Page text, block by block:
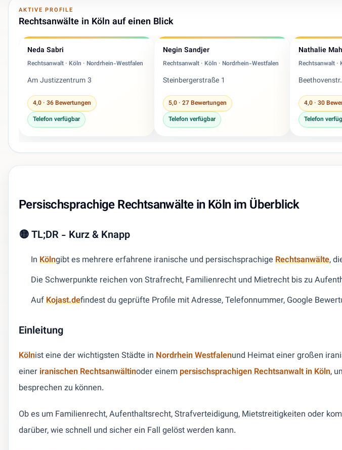
AKTIVE PROFILE
Rechtsanwälte in Köln auf einen Blick
Neda Sabri
Rechtsanwalt · Köln · Nordrhein-Westfalen
Am Justizzentrum 3
4,0 · 36 Bewertungen
Telefon verfügbar
Negin Sandjer
Rechtsanwalt · Köln · Nordrhein-Westfalen
Steinbergerstraße 1
5,0 · 27 Bewertungen
Telefon verfügbar
Nathalie
Rechtsanwalt ·
4,0 · 30
Telefon
Persischsprachige Rechtsanwälte in Köln im Überblick
🟡 TL;DR - Kurz & Knapp
InKölngibt es mehrere erfahrene iranische und persischsprachigeRechtsanwälte,
Die Schwerpunkte reichen von Strafrecht, Familienrecht und Mietrecht bis zu
AufKojast.defindest du geprüfte Profile mit Adresse, Telefonnummer, Google
Einleitung
Kölnist eine der wichtigsten Städte inNordrhein Westfalenund Heimat einer großen
eineriranischen Rechtsanwältinoder einempersischsprachigen Rechtsanwalt in Köln,
besprechen zu können.
Ob es um Familienrecht, Aufenthaltsrecht, Strafverteidigung, Mietstreitigkeiten oder
darüber, wie schnell und sicher ein Fall gelöst werden kann.